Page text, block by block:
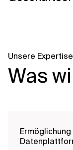
Unsere Expertise
Was
Ermöglichung